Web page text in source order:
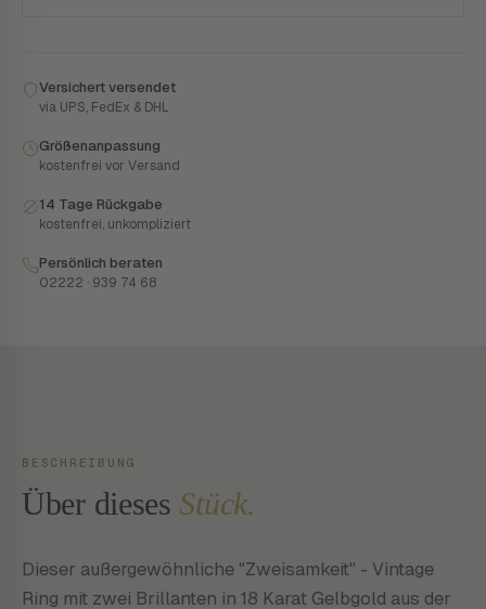
Versichert versendet
via UPS, FedEx & DHL
Größenanpassung
kostenfrei vor Versand
14 Tage Rückgabe
kostenfrei, unkompliziert
Persönlich beraten
02222 · 939 74 68
BESCHREIBUNG
Über dieses Stück.
Dieser außergewöhnliche "Zweisamkeit" - Vintage
Ring mit zwei Brillanten in 18 Karat Gelbgold aus der